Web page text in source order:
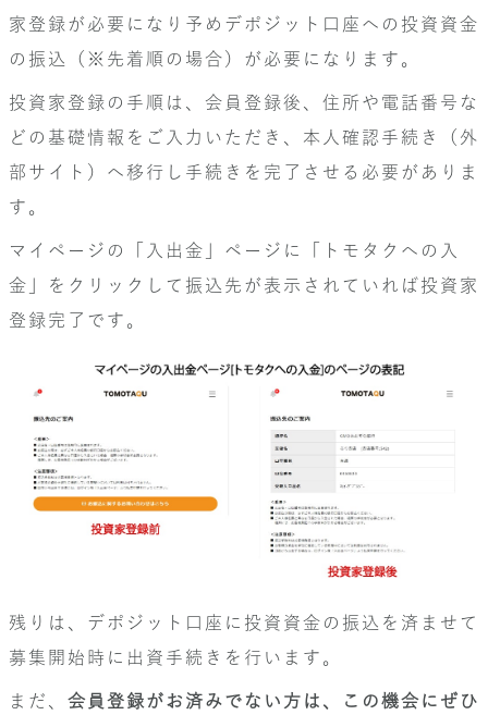
家登録が必要になり予めデポジット口座への投資資金
の振込（※先着順の場合）が必要になります。
投資家登録の手順は、会員登録後、住所や電話番号な
どの基礎情報をご入力いただき、本人確認手続き（外
部サイト）へ移行し手続きを完了させる必要がありま
す。
マイページの「入出金」ページに「トモタクへの入
金」をクリックして振込先が表示されていれば投資家
登録完了です。
残りは、デポジット口座に投資資金の振込を済ませて
募集開始時に出資手続きを行います。
まだ、 会員登録がお済みでない方は、この機会にぜひ